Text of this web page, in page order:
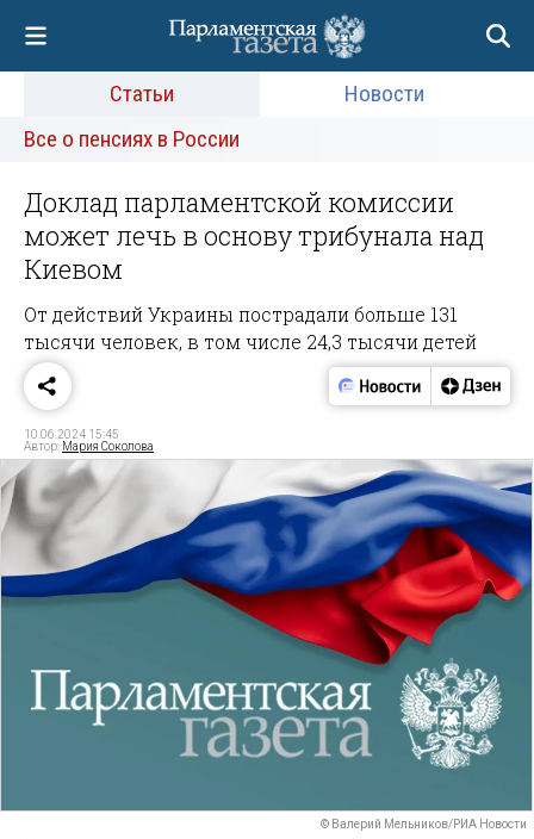
Статьи
Новости
Все о пенсиях в России
Доклад парламентской комиссии
может лечь в основу трибунала над
Киевом
От действий Украины пострадали больше 131
тысячи человек, в том числе 24,3 тысячи детей
10.06.2024 15:45
Автор: Мария Соколова
© Валерий Мельников/РИА Новости